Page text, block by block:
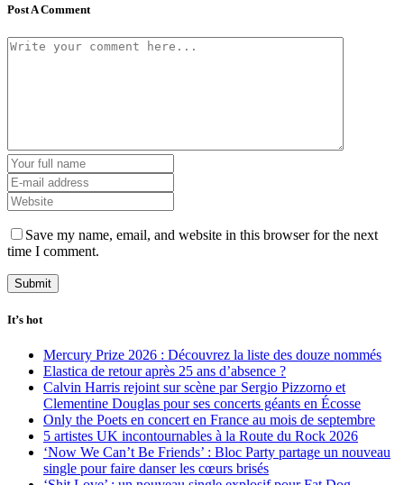
Post A Comment
Save my name, email, and website in this browser for the next
time I comment.
It’s hot
Mercury Prize 2026 : Découvrez la liste des douze nommés
Elastica de retour après 25 ans d’absence ?
Calvin Harris rejoint sur scène par Sergio Pizzorno et
Clementine Douglas pour ses concerts géants en Écosse
Only the Poets en concert en France au mois de septembre
5 artistes UK incontournables à la Route du Rock 2026
‘Now We Can’t Be Friends’ : Bloc Party partage un nouveau
single pour faire danser les cœurs brisés